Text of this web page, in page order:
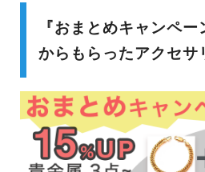
『おまとめキャンペ
からもらったアクセサ